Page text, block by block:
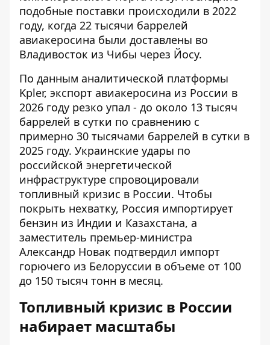
подобные поставки происходили в 2022
году, когда 22 тысячи баррелей
авиакеросина были доставлены во
Владивосток из Чибы через Йосу.
По данным аналитической платформы
Kpler, экспорт авиакеросина из России в
2026 году резко упал - до около 13 тысяч
баррелей в сутки по сравнению с
примерно 30 тысячами баррелей в сутки в
2025 году. Украинские удары по
российской энергетической
инфраструктуре спровоцировали
топливный кризис в России. Чтобы
покрыть нехватку, Россия импортирует
бензин из Индии и Казахстана, а
заместитель премьер-министра
Александр Новак подтвердил импорт
горючего из Белоруссии в объеме от 100
до 150 тысяч тонн в месяц.
Топливный кризис в России
набирает масштабы